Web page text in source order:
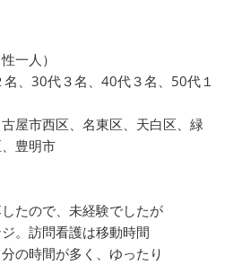
一人）
名、30代３名、40代３名、50代１
屋市西区、名東区、天白区、緑
豊明市
たので、未経験でしたが
。訪問看護は移動時間
の時間が多く、ゆったり